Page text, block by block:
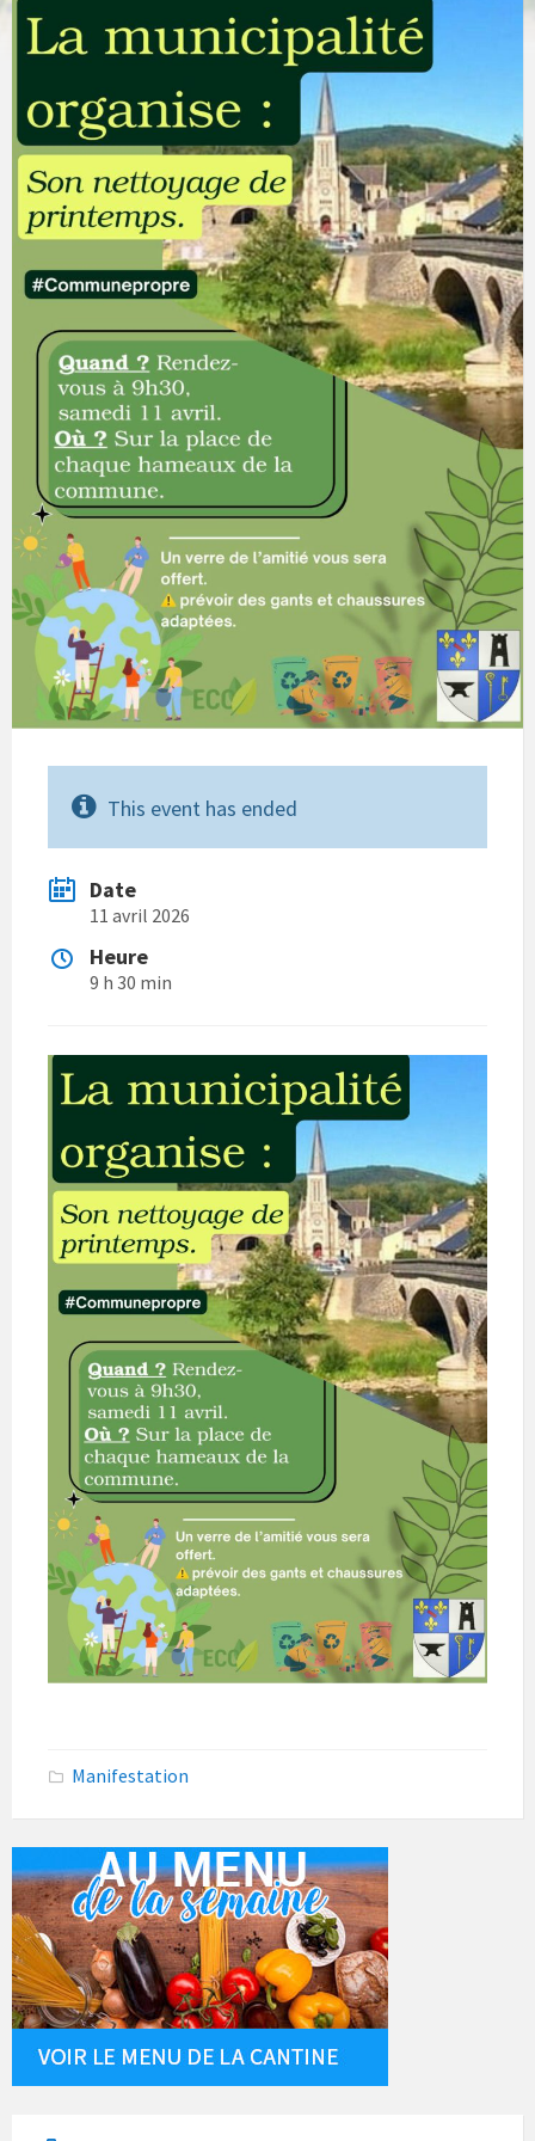
This event has ended
Date
11 avril 2026
Heure
9 h 30 min
Manifestation